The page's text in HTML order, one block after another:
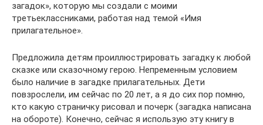
загадок», которую мы создали с моими
третьеклассниками, работая над темой «Имя
прилагательное».
Предложила детям проиллюстрировать загадку к любой
сказке или сказочному герою. Непременным условием
было наличие в загадке прилагательных. Дети
повзрослели, им сейчас по 20 лет, а я до сих пор помню,
кто какую страничку рисовал и почерк (загадка написана
на обороте). Конечно, сейчас я использую эту книгу в